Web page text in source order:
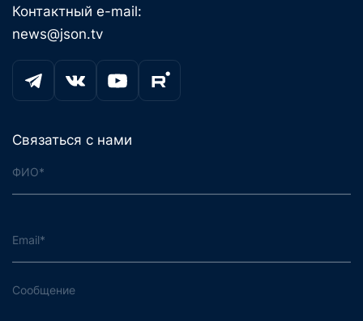
Контактный e-mail:
news@json.tv
Связаться с нами